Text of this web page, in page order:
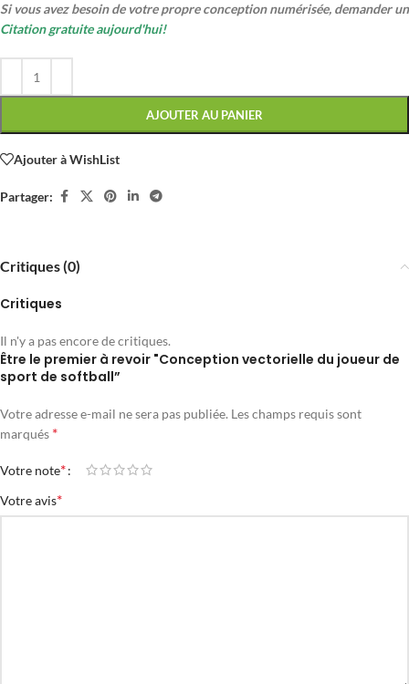
Si vous avez besoin de votre propre conception numérisée, demander un
Citation gratuite aujourd'hui!
AJOUTER AU PANIER
Ajouter à WishList
Partager:
Critiques (0)
Critiques
Il n'y a pas encore de critiques.
Être le premier à revoir "Conception vectorielle du joueur de
sport de softball”
Votre adresse e-mail ne sera pas publiée. Les champs requis sont
marqués *
Votre note*
Votre avis*